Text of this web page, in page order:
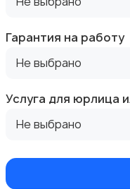
Холодильники
Варочные панели
Гарантия на работу
Не выбрано
Услуга для юрлица
Не выбрано